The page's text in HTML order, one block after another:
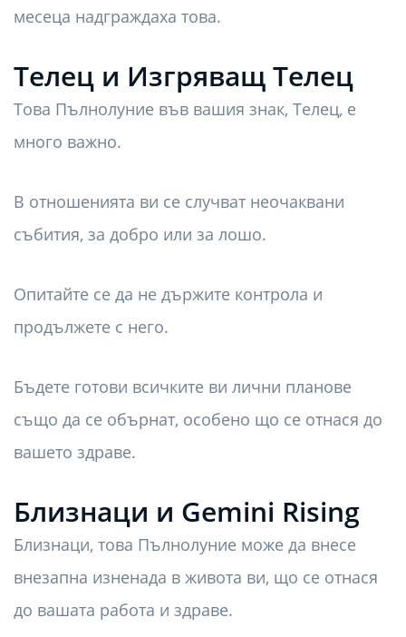
месеца надграждаха това.
Телец и Изгряващ Телец
Това Пълнолуние във вашия знак, Телец, е
много важно.
В отношенията ви се случват неочаквани
събития, за добро или за лошо.
Опитайте се да не държите контрола и
продължете с него.
Бъдете готови всичките ви лични планове
също да се обърнат, особено що се отнася до
вашето здраве.
Близнаци и Gemini Rising
Близнаци, това Пълнолуние може да внесе
внезапна изненада в живота ви, що се отнася
до вашата работа и здраве.